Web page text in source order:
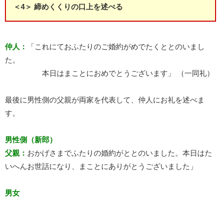
＜4＞ 締めくくりの口上を述べる
仲人：
「これにておふたりのご婚約がめでたくととのいまし
た。
本日はまことにおめでとうございます」 （一同礼）
最後に男性側の父親が両家を代表して、仲人にお礼を述べま
す。
男性側（新郎）
父親： おかげさまでふたりの婚約がととのいました。本日はた
いへんお世話になり、まことにありがとうございました」
男女